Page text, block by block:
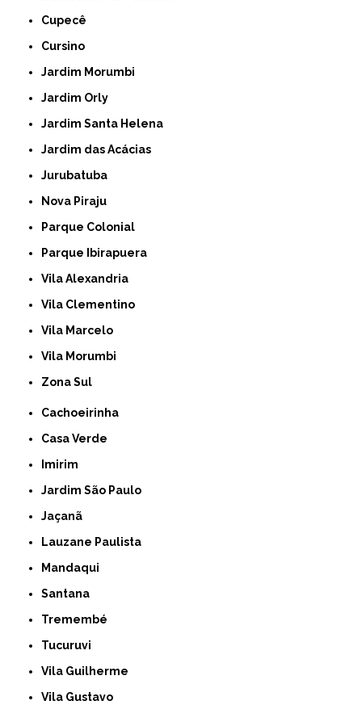
Cupecê
Cursino
Jardim Morumbi
Jardim Orly
Jardim Santa Helena
Jardim das Acácias
Jurubatuba
Nova Piraju
Parque Colonial
Parque Ibirapuera
Vila Alexandria
Vila Clementino
Vila Marcelo
Vila Morumbi
Zona Sul
Cachoeirinha
Casa Verde
Imirim
Jardim São Paulo
Jaçanã
Lauzane Paulista
Mandaqui
Santana
Tremembé
Tucuruvi
Vila Guilherme
Vila Gustavo